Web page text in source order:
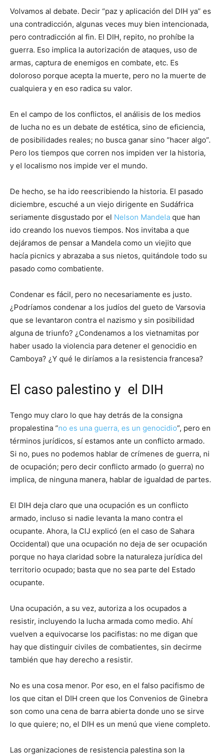
Volvamos al debate. Decir “paz y aplicación del DIH ya” es
una contradicción, algunas veces muy bien intencionada,
pero contradicción al fin. El DIH, repito, no prohíbe la
guerra. Eso implica la autorización de ataques, uso de
armas, captura de enemigos en combate, etc. Es
doloroso porque acepta la muerte, pero no la muerte de
cualquiera y en eso radica su valor.
En el campo de los conflictos, el análisis de los medios
de lucha no es un debate de estética, sino de eficiencia,
de posibilidades reales; no busca ganar sino “hacer algo”.
Pero los tiempos que corren nos impiden ver la historia,
y el localismo nos impide ver el mundo.
De hecho, se ha ido reescribiendo la historia. El pasado
diciembre, escuché a un viejo dirigente en Sudáfrica
seriamente disgustado por el Nelson Mandela que han
ido creando los nuevos tiempos. Nos invitaba a que
dejáramos de pensar a Mandela como un viejito que
hacía picnics y abrazaba a sus nietos, quitándole todo su
pasado como combatiente.
Condenar es fácil, pero no necesariamente es justo.
¿Podríamos condenar a los judíos del gueto de Varsovia
que se levantaron contra el nazismo y sin posibilidad
alguna de triunfo? ¿Condenamos a los vietnamitas por
haber usado la violencia para detener el genocidio en
Camboya? ¿Y qué le diríamos a la resistencia francesa?
El caso palestino y el DIH
Tengo muy claro lo que hay detrás de la consigna
propalestina “no es una guerra, es un genocidio”, pero en
términos jurídicos, sí estamos ante un conflicto armado.
Si no, pues no podemos hablar de crímenes de guerra, ni
de ocupación; pero decir conflicto armado (o guerra) no
implica, de ninguna manera, hablar de igualdad de partes.
El DIH deja claro que una ocupación es un conflicto
armado, incluso si nadie levanta la mano contra el
ocupante. Ahora, la CIJ explicó (en el caso de Sahara
Occidental) que una ocupación no deja de ser ocupación
porque no haya claridad sobre la naturaleza jurídica del
territorio ocupado; basta que no sea parte del Estado
ocupante.
Una ocupación, a su vez, autoriza a los ocupados a
resistir, incluyendo la lucha armada como medio. Ahí
vuelven a equivocarse los pacifistas: no me digan que
hay que distinguir civiles de combatientes, sin decirme
también que hay derecho a resistir.
No es una cosa menor. Por eso, en el falso pacifismo de
los que citan el DIH creen que los Convenios de Ginebra
son como una cena de barra abierta donde uno se sirve
lo que quiere; no, el DIH es un menú que viene completo.
Las organizaciones de resistencia palestina son la